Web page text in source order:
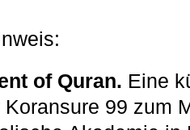
of Quran. Eine
99 zum